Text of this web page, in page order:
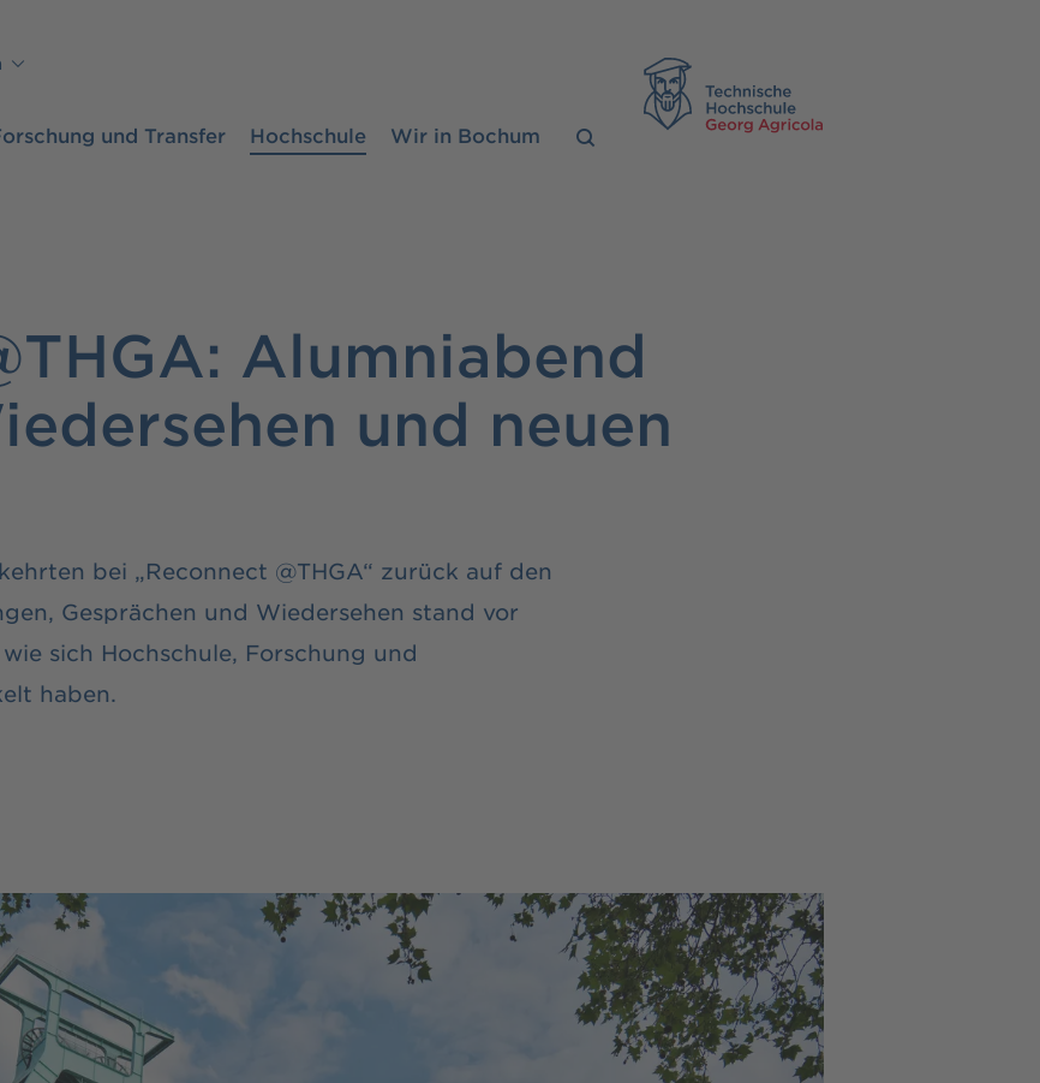
und Transfer Hochschule Wir in Bochum
Alumniabend
und neuen
bei „Reconnect @THGA“ zurück auf den
Gesprächen und Wiedersehen stand vor
sich Hochschule, Forschung und
haben.